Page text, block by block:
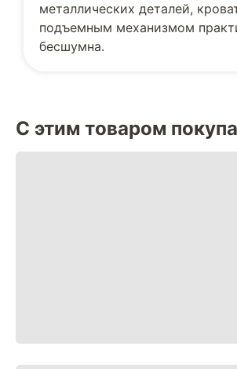
металлических деталей,
подъемным механизмом
бесшумна.
С этим товаром